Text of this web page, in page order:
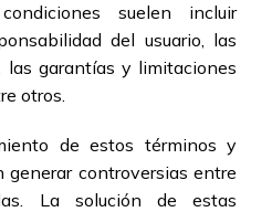
suelen incluir
del usuario, las
las garantías y limitaciones
otros.
de estos términos y
generar controversias entre
La solución de estas